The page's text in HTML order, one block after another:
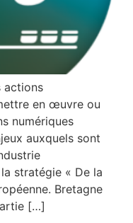
actions
en œuvre ou
numériques
auxquels sont
stratégie « De la
Bretagne
[…]